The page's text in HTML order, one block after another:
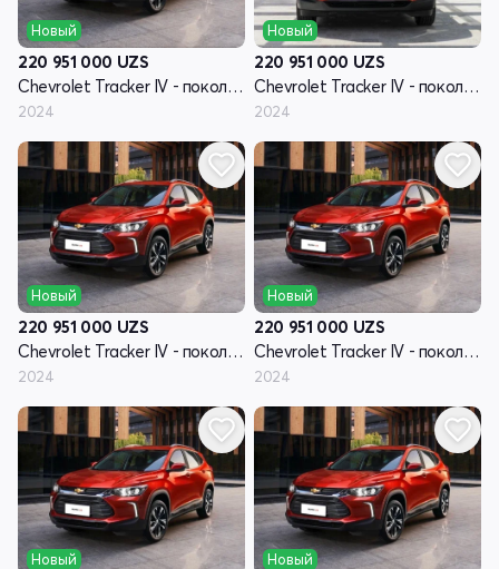
Новый
220 951 000 UZS
Chevrolet Tracker IV - поколение
2024
Новый
220 951 000 UZS
Chevrolet Tracker IV - поколение
2024
Новый
220 951 000 UZS
Chevrolet Tracker IV - поколение
2024
Новый
220 951 000 UZS
Chevrolet Tracker IV - поколение
2024
Новый Новый